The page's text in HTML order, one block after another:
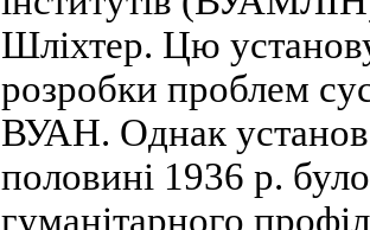
Шліхтер. Цю
розробки проблем
ВУАН. Однак
половині 1936 р.
гуманітарного